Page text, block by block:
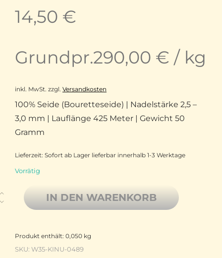
14,50 €
Grundpr.290,00 € / kg
inkl. MwSt. zzgl. Versandkosten
100% Seide (Bouretteseide) | Nadelstärke 2,5 –
3,0 mm | Lauflänge 425 Meter | Gewicht 50
Gramm
Lieferzeit: Sofort ab Lager lieferbar innerhalb 1-3 Werktage
Vorrätig
ITO Kinu reine Bouretteseide 0489 Ink Menge
IN DEN WARENKORB
Produkt enthält: 0,050 kg
SKU: W35-KINU-0489